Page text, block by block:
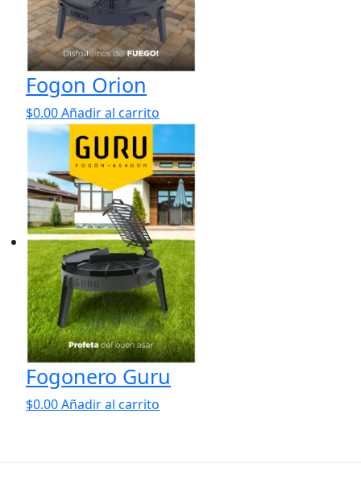
Fogon Orion
$0.00Añadir al carrito
Fogonero Guru
$0.00Añadir al carrito